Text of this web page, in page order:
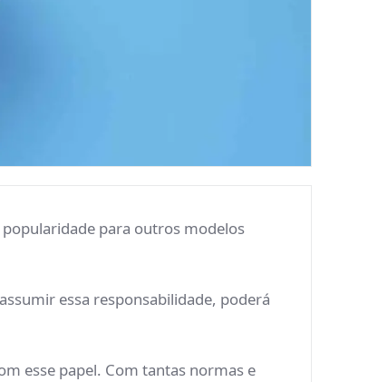
para outros modelos
essa responsabilidade, poderá
esse papel. Com tantas normas e